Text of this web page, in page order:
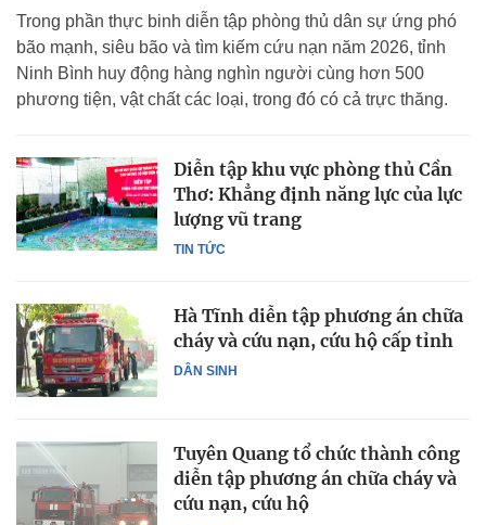
Trong phần thực binh diễn tập phòng thủ dân sự ứng phó
bão mạnh, siêu bão và tìm kiếm cứu nạn năm 2026, tỉnh
Ninh Bình huy động hàng nghìn người cùng hơn 500
phương tiện, vật chất các loại, trong đó có cả trực thăng.
TIN TỨC
Diễn tập khu vực phòng thủ Cần
Thơ: Khẳng định năng lực của lực
lượng vũ trang
DÂN SINH
Hà Tĩnh diễn tập phương án chữa
cháy và cứu nạn, cứu hộ cấp tỉnh
Tuyên Quang tổ chức thành công
diễn tập phương án chữa cháy và
cứu nạn, cứu hộ